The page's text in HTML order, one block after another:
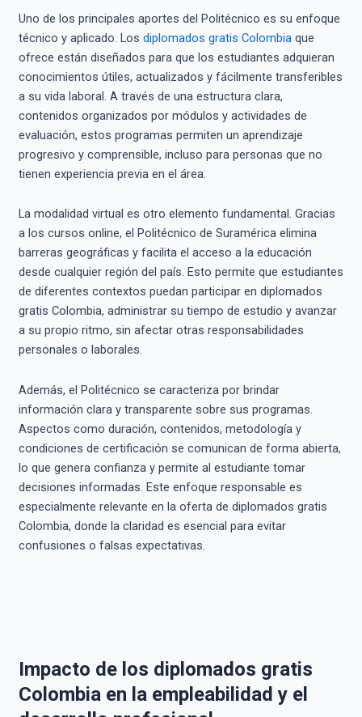
Uno de los principales aportes del Politécnico es su enfoque
técnico y aplicado. Los diplomados gratis Colombiaque
ofrece están diseñados para que los estudiantes adquieran
conocimientos útiles, actualizados y fácilmente transferibles
a su vida laboral. A través de una estructura clara,
contenidos organizados por módulos y actividades de
evaluación, estos programas permiten un aprendizaje
progresivo y comprensible, incluso para personas que no
tienen experiencia previa en el área.
La modalidad virtual es otro elemento fundamental. Gracias
a los cursos online, el Politécnico de Suramérica elimina
barreras geográficas y facilita el acceso a la educación
desde cualquier región del país. Esto permite que estudiantes
de diferentes contextos puedan participar en diplomados
gratis Colombia, administrar su tiempo de estudio y avanzar
a su propio ritmo, sin afectar otras responsabilidades
personales o laborales.
Además, el Politécnico se caracteriza por brindar
información clara y transparente sobre sus programas.
Aspectos como duración, contenidos, metodología y
condiciones de certificación se comunican de forma abierta,
lo que genera confianza y permite al estudiante tomar
decisiones informadas. Este enfoque responsable es
especialmente relevante en la oferta de diplomados gratis
Colombia, donde la claridad es esencial para evitar
confusiones o falsas expectativas.
Impacto de los diplomados gratis
Colombia en la empleabilidad y el